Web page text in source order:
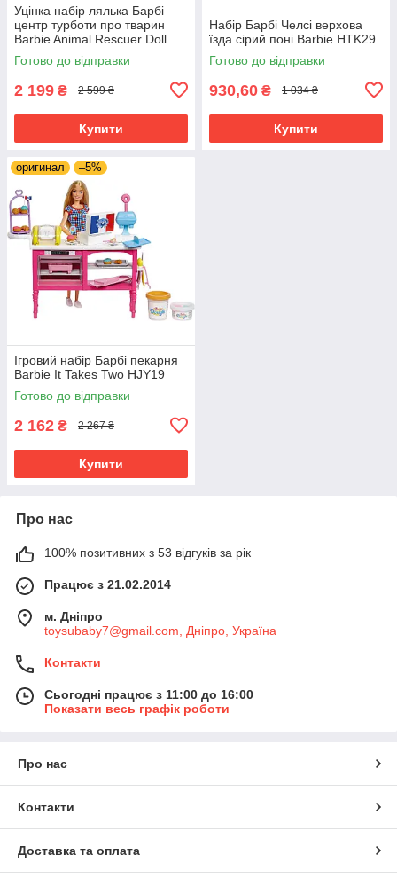
Уцінка набір лялька Барбі
центр турботи про тварин
Barbie Animal Rescuer Doll
Playset
Готово до відправки
2 199 ₴ 2 599 ₴
Купити
Набір Барбі Челсі верхова
їзда сірий поні Barbie HTK29
Готово до відправки
930,60 ₴ 1 034 ₴
Купити
оригинал –5%
Ігровий набір Барбі пекарня
Barbie It Takes Two HJY19
Готово до відправки
2 162 ₴ 2 267 ₴
Купити
Про нас
100% позитивних з 53 відгуків за рік
Працює з 21.02.2014
м. Дніпро
toysubaby7@gmail.com, Дніпро, Україна
Контакти
Сьогодні працює з 11:00 до 16:00
Показати весь графік роботи
Про нас
Контакти
Доставка та оплата